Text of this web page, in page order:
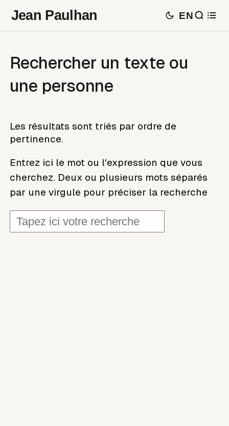
Jean Paulhan EN
Rechercher un texte ou
une personne
Les résultats sont triés par ordre de
pertinence.
Entrez ici le mot ou l'expression que vous
cherchez. Deux ou plusieurs mots séparés
par une virgule pour préciser la recherche